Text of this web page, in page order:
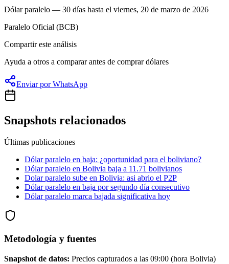
Dólar paralelo — 30 días hasta el viernes, 20 de marzo de 2026
Paralelo Oficial (BCB)
Compartir este análisis
Ayuda a otros a comparar antes de comprar dólares
Enviar por WhatsApp
Snapshots relacionados
Últimas publicaciones
Dólar paralelo en baja: ¿oportunidad para el boliviano?
Dólar paralelo en Bolivia baja a 11.71 bolivianos
Dolar paralelo sube en Bolivia: asi abrio el P2P
Dólar paralelo en baja por segundo día consecutivo
Dólar paralelo marca bajada significativa hoy
Metodología y fuentes
Snapshot de datos: Precios capturados a las 09:00 (hora Bolivia)